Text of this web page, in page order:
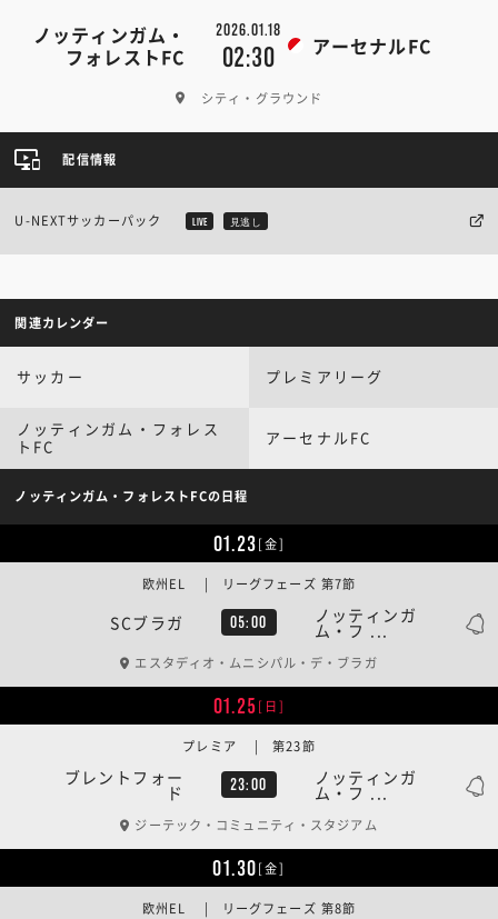
ノッティンガム・
フォレストFC
2026.01.18
02:30 アーセナルFC
シティ・グラウンド
配信情報
U-NEXTサッカーパック LIVE 見逃し
関連カレンダー
サッカー プレミアリーグ
ノッティンガム・フォレス
トFC
アーセナルFC
ノッティンガム・フォレストFCの日程
01.23[金]
SCブラガ 05:00 ノッティンガ
ム・フ ...
欧州EL | リーグフェーズ 第7節
エスタディオ・ムニシパル・デ・ブラガ
01.25[日]
ブレントフォー
ド 23:00 ノッティンガ
ム・フ ...
プレミア | 第23節
ジーテック・コミュニティ・スタジアム
01.30[金]
欧州EL | リーグフェーズ 第8節